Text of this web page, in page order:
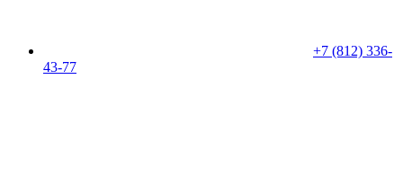
+7 (812) 336-
43-77